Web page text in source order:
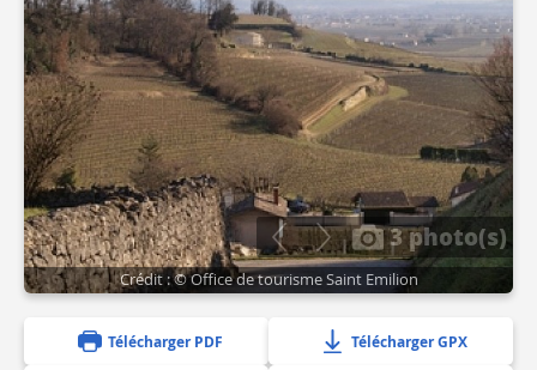
3 photo(s)
Crédit : © Office de tourisme Saint Emilion
Télécharger PDF Télécharger GPX